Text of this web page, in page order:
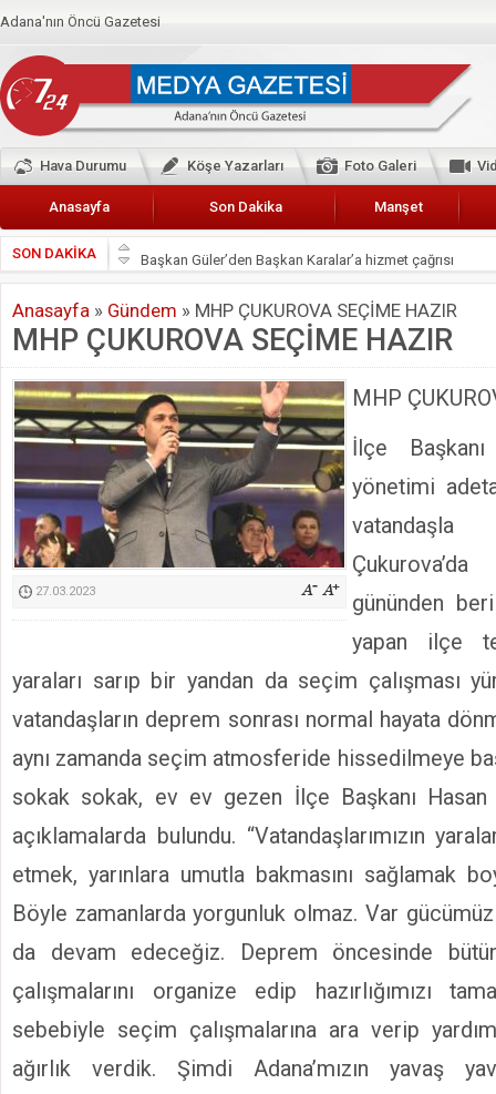
Adana'nın Öncü Gazetesi
Hava Durumu Köşe Yazarları Foto Galeri
Anasayfa Son Dakika Manşet
SON DAKİKA
Başkan Güler’den Başkan Karalar’a hizmet çağrısı
Lokantacılar ve Kebapçılar Esnaf Odası Başkanı Şefik
Hak-İş Abdurrahman Yücel
HDP İL BİNASININ ÖNÜNDE ANNELER TARİH
CEYHAN TİCARET ODASI
Hainler emellerine asla erişemeyecekler
BÖLGEMİZ ÇUKUROVA’DA 2019 YILI PAMUK
İyi Parti Yüreğir İlçe Başkanı Enis Akyürek
Kimyasallardan Koruma Derneği Başkanı Cennet Çelik
Anasayfa » Gündem » MHP ÇUKUROVA SEÇİME HAZIR
MHP ÇUKUROVA SEÇİME HAZIR
27.03.2023
MHP
İlçe
yönetimi
gününden
yapan ilçe
yaraları sarıp bir yandan da seçim çalışması
vatandaşların deprem sonrası normal hayata
aynı zamanda seçim atmosferide hissedilmeye
sokak sokak, ev ev gezen İlçe Başkanı
açıklamalarda bulundu. “Vatandaşlarımızın
etmek, yarınlara umutla bakmasını sağlamak
Böyle zamanlarda yorgunluk olmaz. Var
da devam edeceğiz. Deprem öncesinde
çalışmalarını organize edip hazırlığımızı
sebebiyle seçim çalışmalarına ara verip
ağırlık verdik. Şimdi Adana’mızın yavaş